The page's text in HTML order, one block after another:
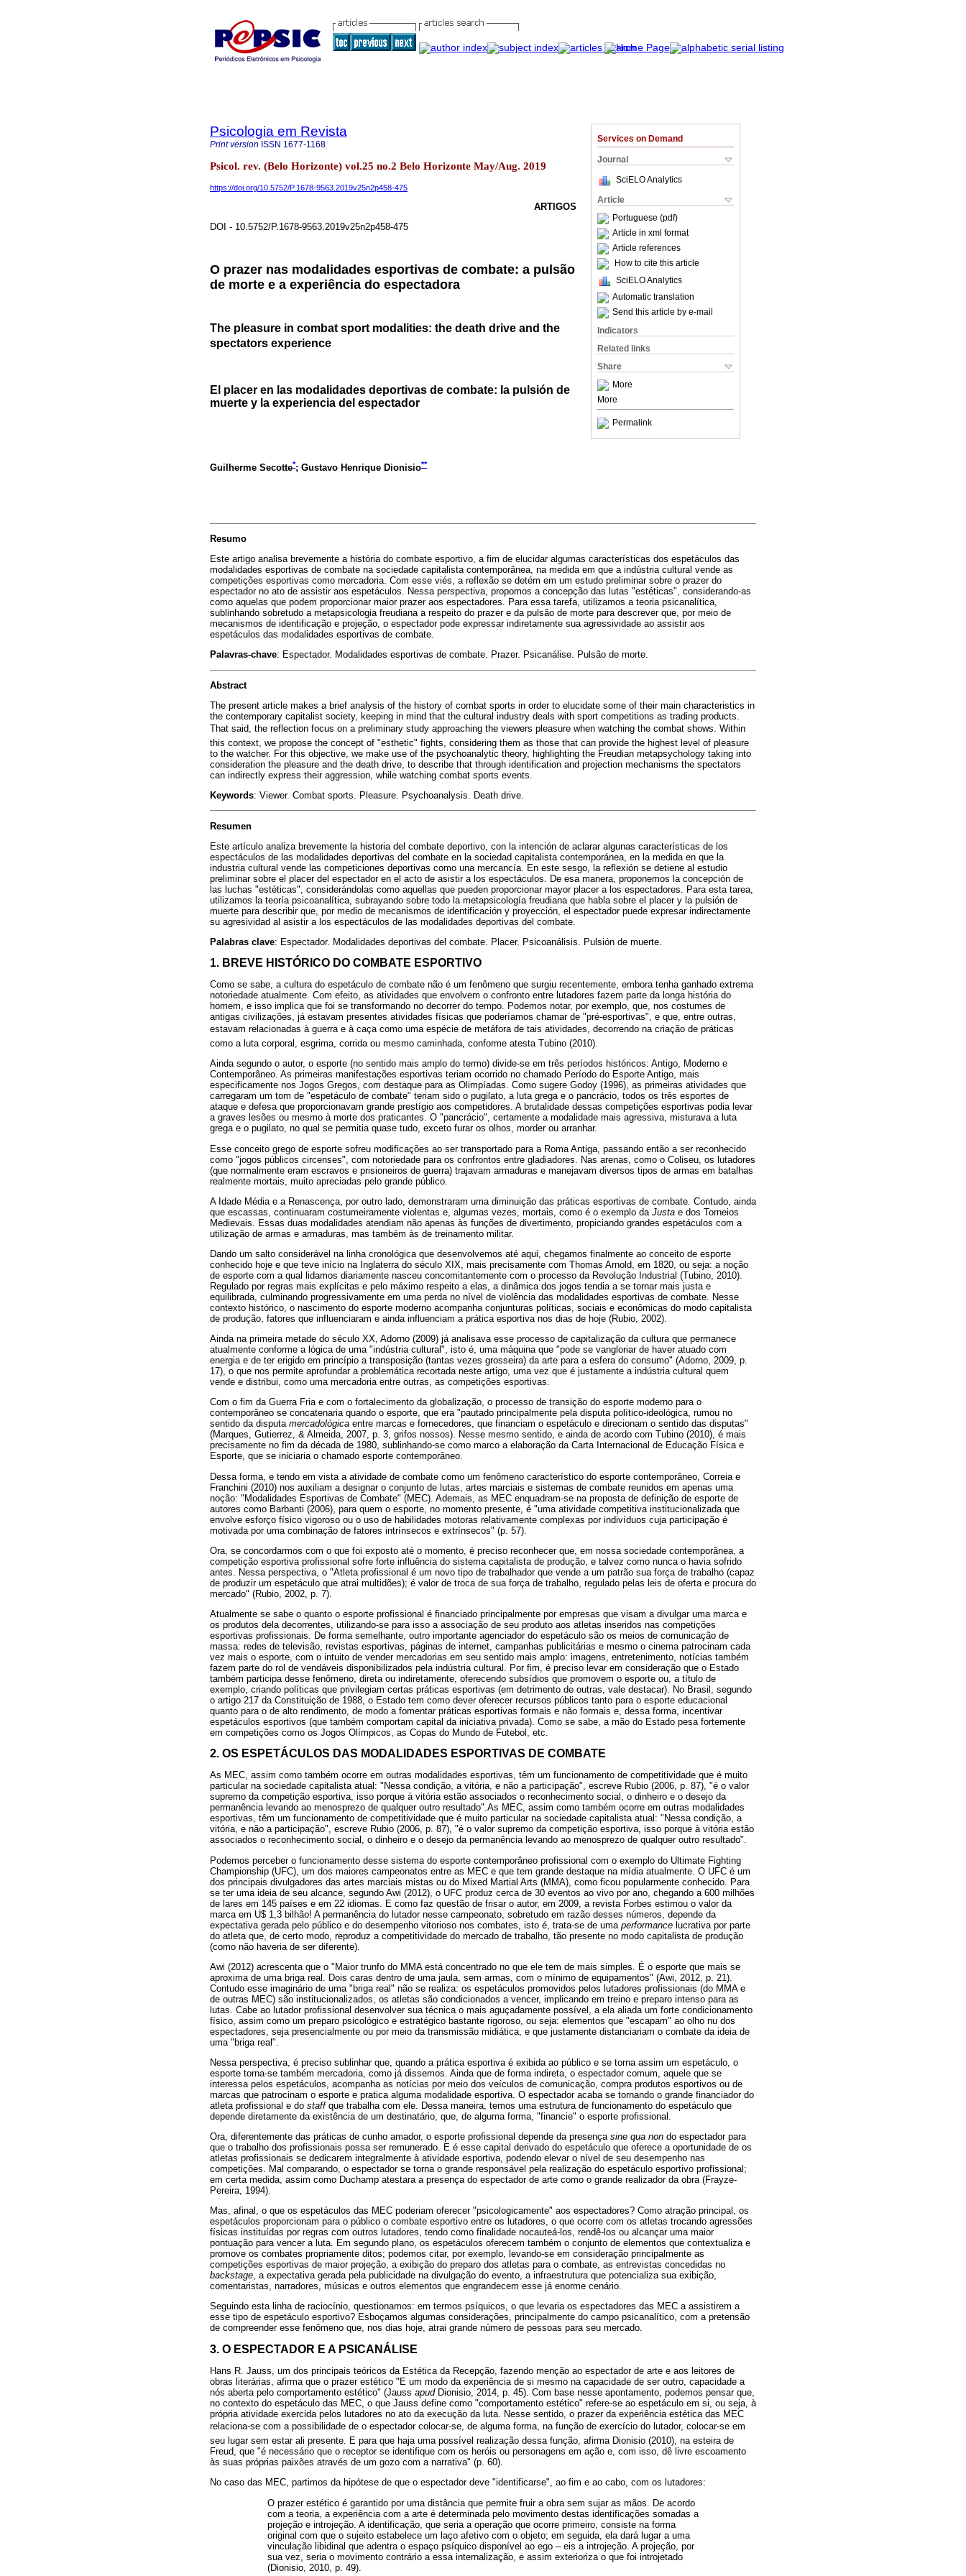
Services on Demand
Journal
SciELO Analytics
Article
Portuguese (pdf)
Article in xml format
Article references
How to cite this article
SciELO Analytics
Automatic translation
Send this article by e-mail
Indicators
Related links
Share
More
More
Permalink
Psicologia em Revista
Print version ISSN 1677-1168
Psicol. rev. (Belo Horizonte) vol.25 no.2 Belo Horizonte May/Aug. 2019
https://doi.org/10.5752/P.1678-9563.2019v25n2p458-475
ARTIGOS
DOI - 10.5752/P.1678-9563.2019v25n2p458-475
O prazer nas modalidades esportivas de combate: a pulsão
de morte e a experiência do espectadora
The pleasure in combat sport modalities: the death drive and the
spectators experience
El placer en las modalidades deportivas de combate: la pulsión de
muerte y la experiencia del espectador
Guilherme Secotte*; Gustavo Henrique Dionisio**
Resumo
Este artigo analisa brevemente a história do combate esportivo, a fim de elucidar algumas características dos espetáculos das
modalidades esportivas de combate na sociedade capitalista contemporânea, na medida em que a indústria cultural vende as
competições esportivas como mercadoria. Com esse viés, a reflexão se detém em um estudo preliminar sobre o prazer do
espectador no ato de assistir aos espetáculos. Nessa perspectiva, propomos a concepção das lutas "estéticas", considerando-as
como aquelas que podem proporcionar maior prazer aos espectadores. Para essa tarefa, utilizamos a teoria psicanalítica,
sublinhando sobretudo a metapsicologia freudiana a respeito do prazer e da pulsão de morte para descrever que, por meio de
mecanismos de identificação e projeção, o espectador pode expressar indiretamente sua agressividade ao assistir aos
espetáculos das modalidades esportivas de combate.
Palavras-chave: Espectador. Modalidades esportivas de combate. Prazer. Psicanálise. Pulsão de morte.
Abstract
The present article makes a brief analysis of the history of combat sports in order to elucidate some of their main characteristics in
the contemporary capitalist society, keeping in mind that the cultural industry deals with sport competitions as trading products.
That said, the reflection focus on a preliminary study approaching the viewers pleasure when watching the combat shows. Within
this context, we propose the concept of "esthetic" fights, considering them as those that can provide the highest level of pleasure
to the watcher. For this objective, we make use of the psychoanalytic theory, highlighting the Freudian metapsychology taking into
consideration the pleasure and the death drive, to describe that through identification and projection mechanisms the spectators
can indirectly express their aggression, while watching combat sports events.
Keywords: Viewer. Combat sports. Pleasure. Psychoanalysis. Death drive.
Resumen
Este artículo analiza brevemente la historia del combate deportivo, con la intención de aclarar algunas características de los
espectáculos de las modalidades deportivas del combate en la sociedad capitalista contemporánea, en la medida en que la
industria cultural vende las competiciones deportivas como una mercancía. En este sesgo, la reflexión se detiene al estudio
preliminar sobre el placer del espectador en el acto de asistir a los espectáculos. De esa manera, proponemos la concepción de
las luchas "estéticas", considerándolas como aquellas que pueden proporcionar mayor placer a los espectadores. Para esta tarea,
utilizamos la teoría psicoanalítica, subrayando sobre todo la metapsicología freudiana que habla sobre el placer y la pulsión de
muerte para describir que, por medio de mecanismos de identificación y proyección, el espectador puede expresar indirectamente
su agresividad al asistir a los espectáculos de las modalidades deportivas del combate.
Palabras clave: Espectador. Modalidades deportivas del combate. Placer. Psicoanálisis. Pulsión de muerte.
1. BREVE HISTÓRICO DO COMBATE ESPORTIVO
Como se sabe, a cultura do espetáculo de combate não é um fenômeno que surgiu recentemente, embora tenha ganhado extrema
notoriedade atualmente. Com efeito, as atividades que envolvem o confronto entre lutadores fazem parte da longa história do
homem, e isso implica que foi se transformando no decorrer do tempo. Podemos notar, por exemplo, que, nos costumes de
antigas civilizações, já estavam presentes atividades físicas que poderíamos chamar de "pré-esportivas", e que, entre outras,
estavam relacionadas à guerra e à caça como uma espécie de metáfora de tais atividades, decorrendo na criação de práticas
como a luta corporal, esgrima, corrida ou mesmo caminhada, conforme atesta Tubino (2010).
Ainda segundo o autor, o esporte (no sentido mais amplo do termo) divide-se em três períodos históricos: Antigo, Moderno e
Contemporâneo. As primeiras manifestações esportivas teriam ocorrido no chamado Período do Esporte Antigo, mais
especificamente nos Jogos Gregos, com destaque para as Olimpíadas. Como sugere Godoy (1996), as primeiras atividades que
carregaram um tom de "espetáculo de combate" teriam sido o pugilato, a luta grega e o pancrácio, todos os três esportes de
ataque e defesa que proporcionavam grande prestígio aos competidores. A brutalidade dessas competições esportivas podia levar
a graves lesões ou mesmo à morte dos praticantes. O "pancrácio", certamente a modalidade mais agressiva, misturava a luta
grega e o pugilato, no qual se permitia quase tudo, exceto furar os olhos, morder ou arranhar.
Esse conceito grego de esporte sofreu modificações ao ser transportado para a Roma Antiga, passando então a ser reconhecido
como "jogos públicos circenses", com notoriedade para os confrontos entre gladiadores. Nas arenas, como o Coliseu, os lutadores
(que normalmente eram escravos e prisioneiros de guerra) trajavam armaduras e manejavam diversos tipos de armas em batalhas
realmente mortais, muito apreciadas pelo grande público.
A Idade Média e a Renascença, por outro lado, demonstraram uma diminuição das práticas esportivas de combate. Contudo, ainda
que escassas, continuaram costumeiramente violentas e, algumas vezes, mortais, como é o exemplo da Justa e dos Torneios
Medievais. Essas duas modalidades atendiam não apenas às funções de divertimento, propiciando grandes espetáculos com a
utilização de armas e armaduras, mas também às de treinamento militar.
Dando um salto considerável na linha cronológica que desenvolvemos até aqui, chegamos finalmente ao conceito de esporte
conhecido hoje e que teve início na Inglaterra do século XIX, mais precisamente com Thomas Arnold, em 1820, ou seja: a noção
de esporte com a qual lidamos diariamente nasceu concomitantemente com o processo da Revolução Industrial (Tubino, 2010).
Regulado por regras mais explícitas e pelo máximo respeito a elas, a dinâmica dos jogos tendia a se tornar mais justa e
equilibrada, culminando progressivamente em uma perda no nível de violência das modalidades esportivas de combate. Nesse
contexto histórico, o nascimento do esporte moderno acompanha conjunturas políticas, sociais e econômicas do modo capitalista
de produção, fatores que influenciaram e ainda influenciam a prática esportiva nos dias de hoje (Rubio, 2002).
Ainda na primeira metade do século XX, Adorno (2009) já analisava esse processo de capitalização da cultura que permanece
atualmente conforme a lógica de uma "indústria cultural", isto é, uma máquina que "pode se vangloriar de haver atuado com
energia e de ter erigido em princípio a transposição (tantas vezes grosseira) da arte para a esfera do consumo" (Adorno, 2009, p.
17), o que nos permite aprofundar a problemática recortada neste artigo, uma vez que é justamente a indústria cultural quem
vende e distribui, como uma mercadoria entre outras, as competições esportivas.
Com o fim da Guerra Fria e com o fortalecimento da globalização, o processo de transição do esporte moderno para o
contemporâneo se concatenaria quando o esporte, que era "pautado principalmente pela disputa político-ideológica, rumou no
sentido da disputa mercadológica entre marcas e fornecedores, que financiam o espetáculo e direcionam o sentido das disputas"
(Marques, Gutierrez, & Almeida, 2007, p. 3, grifos nossos). Nesse mesmo sentido, e ainda de acordo com Tubino (2010), é mais
precisamente no fim da década de 1980, sublinhando-se como marco a elaboração da Carta Internacional de Educação Física e
Esporte, que se iniciaria o chamado esporte contemporâneo.
Dessa forma, e tendo em vista a atividade de combate como um fenômeno característico do esporte contemporâneo, Correia e
Franchini (2010) nos auxiliam a designar o conjunto de lutas, artes marciais e sistemas de combate reunidos em apenas uma
noção: "Modalidades Esportivas de Combate" (MEC). Ademais, as MEC enquadram-se na proposta de definição de esporte de
autores como Barbanti (2006), para quem o esporte, no momento presente, é "uma atividade competitiva institucionalizada que
envolve esforço físico vigoroso ou o uso de habilidades motoras relativamente complexas por indivíduos cuja participação é
motivada por uma combinação de fatores intrínsecos e extrínsecos" (p. 57).
Ora, se concordarmos com o que foi exposto até o momento, é preciso reconhecer que, em nossa sociedade contemporânea, a
competição esportiva profissional sofre forte influência do sistema capitalista de produção, e talvez como nunca o havia sofrido
antes. Nessa perspectiva, o "Atleta profissional é um novo tipo de trabalhador que vende a um patrão sua força de trabalho (capaz
de produzir um espetáculo que atrai multidões); é valor de troca de sua força de trabalho, regulado pelas leis de oferta e procura do
mercado" (Rubio, 2002, p. 7).
Atualmente se sabe o quanto o esporte profissional é financiado principalmente por empresas que visam a divulgar uma marca e
os produtos dela decorrentes, utilizando-se para isso a associação de seu produto aos atletas inseridos nas competições
esportivas profissionais. De forma semelhante, outro importante agenciador do espetáculo são os meios de comunicação de
massa: redes de televisão, revistas esportivas, páginas de internet, campanhas publicitárias e mesmo o cinema patrocinam cada
vez mais o esporte, com o intuito de vender mercadorias em seu sentido mais amplo: imagens, entretenimento, notícias também
fazem parte do rol de vendáveis disponibilizados pela indústria cultural. Por fim, é preciso levar em consideração que o Estado
também participa desse fenômeno, direta ou indiretamente, oferecendo subsídios que promovem o esporte ou, a título de
exemplo, criando políticas que privilegiam certas práticas esportivas (em detrimento de outras, vale destacar). No Brasil, segundo
o artigo 217 da Constituição de 1988, o Estado tem como dever oferecer recursos públicos tanto para o esporte educacional
quanto para o de alto rendimento, de modo a fomentar práticas esportivas formais e não formais e, dessa forma, incentivar
espetáculos esportivos (que também comportam capital da iniciativa privada). Como se sabe, a mão do Estado pesa fortemente
em competições como os Jogos Olímpicos, as Copas do Mundo de Futebol, etc.
2. OS ESPETÁCULOS DAS MODALIDADES ESPORTIVAS DE COMBATE
As MEC, assim como também ocorre em outras modalidades esportivas, têm um funcionamento de competitividade que é muito
particular na sociedade capitalista atual: "Nessa condição, a vitória, e não a participação", escreve Rubio (2006, p. 87), "é o valor
supremo da competição esportiva, isso porque à vitória estão associados o reconhecimento social, o dinheiro e o desejo da
permanência levando ao menosprezo de qualquer outro resultado".As MEC, assim como também ocorre em outras modalidades
esportivas, têm um funcionamento de competitividade que é muito particular na sociedade capitalista atual: "Nessa condição, a
vitória, e não a participação", escreve Rubio (2006, p. 87), "é o valor supremo da competição esportiva, isso porque à vitória estão
associados o reconhecimento social, o dinheiro e o desejo da permanência levando ao menosprezo de qualquer outro resultado".
Podemos perceber o funcionamento desse sistema do esporte contemporâneo profissional com o exemplo do Ultimate Fighting
Championship (UFC), um dos maiores campeonatos entre as MEC e que tem grande destaque na mídia atualmente. O UFC é um
dos principais divulgadores das artes marciais mistas ou do Mixed Martial Arts (MMA), como ficou popularmente conhecido. Para
se ter uma ideia de seu alcance, segundo Awi (2012), o UFC produz cerca de 30 eventos ao vivo por ano, chegando a 600 milhões
de lares em 145 países e em 22 idiomas. E como faz questão de frisar o autor, em 2009, a revista Forbes estimou o valor da
marca em U$ 1,3 bilhão! A permanência do lutador nesse campeonato, sobretudo em razão desses números, depende da
expectativa gerada pelo público e do desempenho vitorioso nos combates, isto é, trata-se de uma performance lucrativa por parte
do atleta que, de certo modo, reproduz a competitividade do mercado de trabalho, tão presente no modo capitalista de produção
(como não haveria de ser diferente).
Awi (2012) acrescenta que o "Maior trunfo do MMA está concentrado no que ele tem de mais simples. É o esporte que mais se
aproxima de uma briga real. Dois caras dentro de uma jaula, sem armas, com o mínimo de equipamentos" (Awi, 2012, p. 21).
Contudo esse imaginário de uma "briga real" não se realiza: os espetáculos promovidos pelos lutadores profissionais (do MMA e
de outras MEC) são institucionalizados, os atletas são condicionados a vencer, implicando em treino e preparo intenso para as
lutas. Cabe ao lutador profissional desenvolver sua técnica o mais aguçadamente possível, a ela aliada um forte condicionamento
físico, assim como um preparo psicológico e estratégico bastante rigoroso, ou seja: elementos que "escapam" ao olho nu dos
espectadores, seja presencialmente ou por meio da transmissão midiática, e que justamente distanciariam o combate da ideia de
uma "briga real".
Nessa perspectiva, é preciso sublinhar que, quando a prática esportiva é exibida ao público e se torna assim um espetáculo, o
esporte torna-se também mercadoria, como já dissemos. Ainda que de forma indireta, o espectador comum, aquele que se
interessa pelos espetáculos, acompanha as notícias por meio dos veículos de comunicação, compra produtos esportivos ou de
marcas que patrocinam o esporte e pratica alguma modalidade esportiva. O espectador acaba se tornando o grande financiador do
atleta profissional e do staffque trabalha com ele. Dessa maneira, temos uma estrutura de funcionamento do espetáculo que
depende diretamente da existência de um destinatário, que, de alguma forma, "financie" o esporte profissional.
Ora, diferentemente das práticas de cunho amador, o esporte profissional depende da presença sine qua non do espectador para
que o trabalho dos profissionais possa ser remunerado. E é esse capital derivado do espetáculo que oferece a oportunidade de os
atletas profissionais se dedicarem integralmente à atividade esportiva, podendo elevar o nível de seu desempenho nas
competições. Mal comparando, o espectador se torna o grande responsável pela realização do espetáculo esportivo profissional;
em certa medida, assim como Duchamp atestara a presença do espectador de arte como o grande realizador da obra (Frayze-
Pereira, 1994).
Mas, afinal, o que os espetáculos das MEC poderiam oferecer "psicologicamente" aos espectadores? Como atração principal, os
espetáculos proporcionam para o público o combate esportivo entre os lutadores, o que ocorre com os atletas trocando agressões
físicas instituídas por regras com outros lutadores, tendo como finalidade nocauteá-los, rendê-los ou alcançar uma maior
pontuação para vencer a luta. Em segundo plano, os espetáculos oferecem também o conjunto de elementos que contextualiza e
promove os combates propriamente ditos; podemos citar, por exemplo, levando-se em consideração principalmente as
competições esportivas de maior projeção, a exibição do preparo dos atletas para o combate, as entrevistas concedidas no
backstage, a expectativa gerada pela publicidade na divulgação do evento, a infraestrutura que potencializa sua exibição,
comentaristas, narradores, músicas e outros elementos que engrandecem esse já enorme cenário.
Seguindo esta linha de raciocínio, questionamos: em termos psíquicos, o que levaria os espectadores das MEC a assistirem a
esse tipo de espetáculo esportivo? Esboçamos algumas considerações, principalmente do campo psicanalítico, com a pretensão
de compreender esse fenômeno que, nos dias hoje, atrai grande número de pessoas para seu mercado.
3. O ESPECTADOR E A PSICANÁLISE
Hans R. Jauss, um dos principais teóricos da Estética da Recepção, fazendo menção ao espectador de arte e aos leitores de
obras literárias, afirma que o prazer estético "E um modo da experiência de si mesmo na capacidade de ser outro, capacidade a
nós aberta pelo comportamento estético" (Jauss apudDionisio, 2014, p. 45). Com base nesse apontamento, podemos pensar que,
no contexto do espetáculo das MEC, o que Jauss define como "comportamento estético" refere-se ao espetáculo em si, ou seja, à
própria atividade exercida pelos lutadores no ato da execução da luta. Nesse sentido, o prazer da experiência estética das MEC
relaciona-se com a possibilidade de o espectador colocar-se, de alguma forma, na função de exercício do lutador, colocar-se em
seu lugar sem estar ali presente. E para que haja uma possível realização dessa função, afirma Dionisio (2010), na esteira de
Freud, que "é necessário que o receptor se identifique com os heróis ou personagens em ação e, com isso, dê livre escoamento
às suas próprias paixões através de um gozo com a narrativa" (p. 60).
No caso das MEC, partimos da hipótese de que o espectador deve "identificarse", ao fim e ao cabo, com os lutadores:
O prazer estético é garantido por uma distância que permite fruir a obra sem sujar as mãos. De acordo
com a teoria, a experiência com a arte é determinada pelo movimento destas identificações somadas a
projeção e introjeção. A identificação, que seria a operação que ocorre primeiro, consiste na forma
original com que o sujeito estabelece um laço afetivo com o objeto; em seguida, ela dará lugar a uma
vinculação libidinal que adentra o espaço psíquico disponível ao ego – eis a introjeção. A projeção, por
sua vez, seria o movimento contrário a essa internalização, e assim exterioriza o que foi introjetado
(Dionisio, 2010, p. 49).